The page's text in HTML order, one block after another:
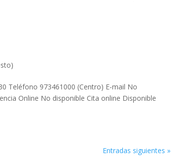
Teléfono 973461000 (Centro) E-mail No
Online No disponible Cita online Disponible
Entradas siguientes »